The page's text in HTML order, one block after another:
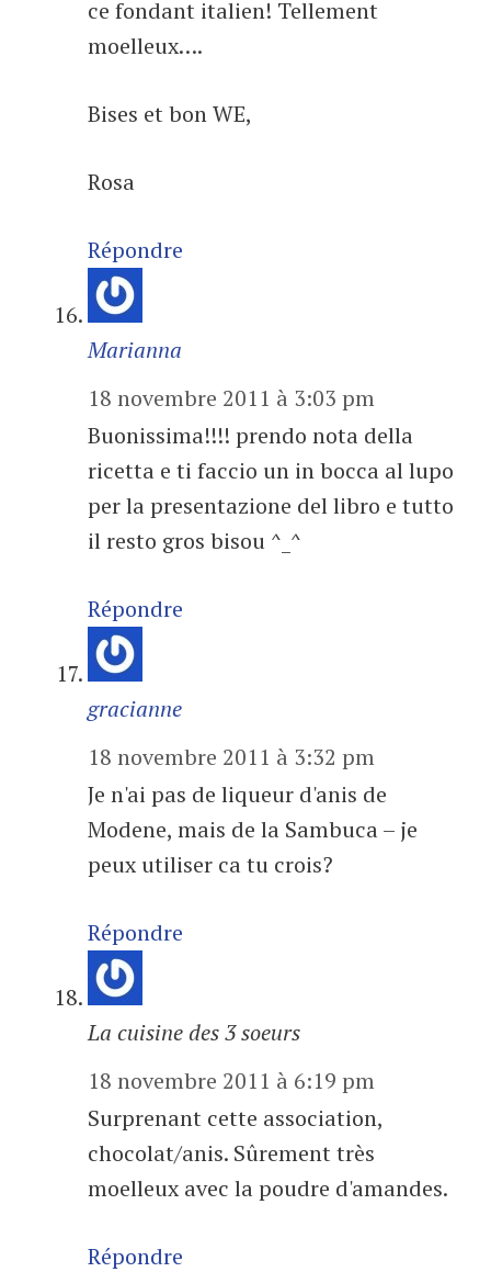
ce fondant italien! Tellement
moelleux….
Bises et bon WE,
Rosa
Répondre
Marianna
18 novembre 2011 à 3:03 pm
Buonissima!!!! prendo nota della
ricetta e ti faccio un in bocca al lupo
per la presentazione del libro e tutto
il resto gros bisou ^_^
Répondre
gracianne
18 novembre 2011 à 3:32 pm
Je n'ai pas de liqueur d'anis de
Modene, mais de la Sambuca – je
peux utiliser ca tu crois?
Répondre
La cuisine des 3 soeurs
18 novembre 2011 à 6:19 pm
Surprenant cette association,
chocolat/anis. Sûrement très
moelleux avec la poudre d'amandes.
Répondre